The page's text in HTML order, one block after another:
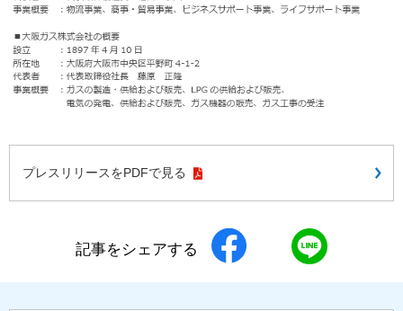
プレスリリースをPDFで見る
記事をシェアする